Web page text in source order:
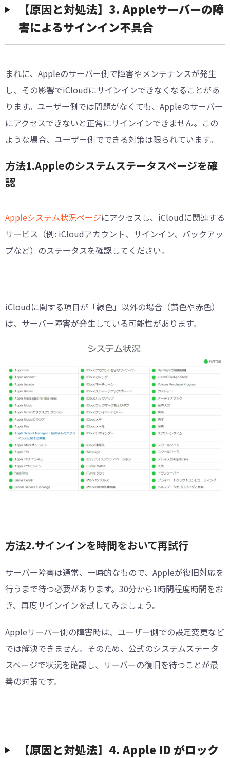
【原因と対処法】3. Appleサーバーの障
害によるサインイン不具合
まれに、Appleのサーバー側で障害やメンテナンスが発生
し、その影響でiCloudにサインインできなくなることがあ
ります。ユーザー側では問題がなくても、Appleのサーバー
にアクセスできないと正常にサインインできません。この
ような場合、ユーザー側でできる対策は限られています。
方法1.Appleのシステムステータスページを確
認
Appleシステム状況ページにアクセスし、iCloudに関連する
サービス（例: iCloudアカウント、サインイン、バックアッ
プなど）のステータスを確認してください。
iCloudに関する項目が「緑色」以外の場合（黄色や赤色）
は、サーバー障害が発生している可能性があります。
方法2.サインインを時間をおいて再試行
サーバー障害は通常、一時的なもので、Appleが復旧対応を
行うまで待つ必要があります。30分から1時間程度時間をお
き、再度サインインを試してみましょう。
Appleサーバー側の障害時は、ユーザー側での設定変更など
では解決できません。そのため、公式のシステムステータ
スページで状況を確認し、サーバーの復旧を待つことが最
善の対策です。
︎【原因と対処法】4. Apple ID がロック